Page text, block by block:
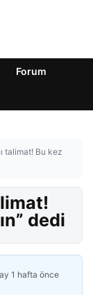
Forum
talimat! Bu kez
dedi
1 hafta önce